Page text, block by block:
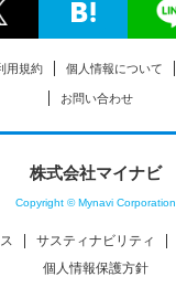
用規約 個人情報について
お問い合わせ
株式会社マイナビ
Copyright © Mynavi Corporation
サスティナビリティ
個人情報保護方針